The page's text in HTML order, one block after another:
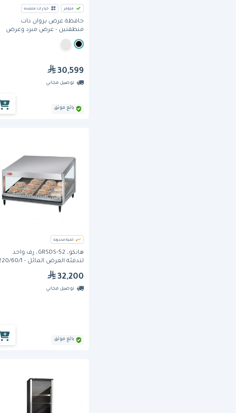
متوفر خيارات متعددة
حافظة عرض بروان ذات
منطقتين - عرض مبرد وعرض
المنطقة المبردة اليسرى،
30,599
توصيل مجاني
بائع موثق
كمية محدودة
هاتكو، GRSDS-52، رف واحد
لتدفئة العرض المائل - 220/60/1
32,200
توصيل مجاني
بائع موثق